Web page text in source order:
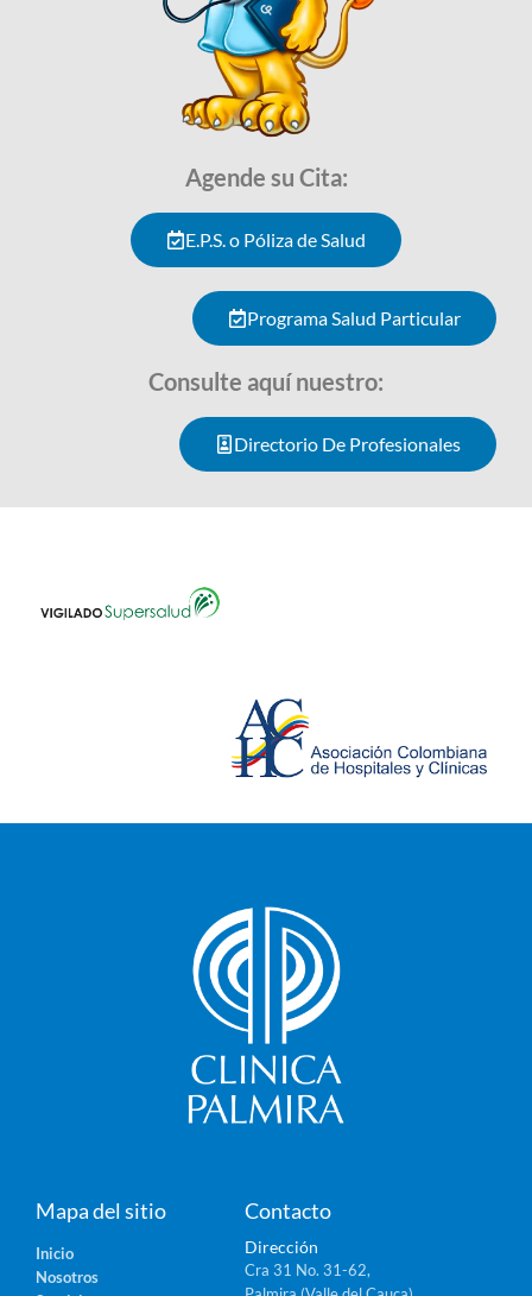
Agende su Cita:
E.P.S. o Póliza de Salud
Programa Salud Particular
Consulte aquí nuestro:
Directorio De Profesionales
Mapa del sitio
Inicio
Nosotros
Contacto
Dirección
Cra 31 No. 31-62,